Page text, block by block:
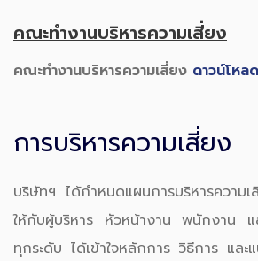
คณะทำงานบริหารความเสี่ยง
คณะทำงานบริหารความเสี่ยง ดาวน์โหลด
การบริหารความเสี่ยง
บริษัทฯ ได้กำหนดแผนการบริหารความ
ให้กับผู้บริหาร หัวหน้างาน พนักงาน แ
ทุกระดับ ได้เข้าใจหลักการ วิธีการ และ